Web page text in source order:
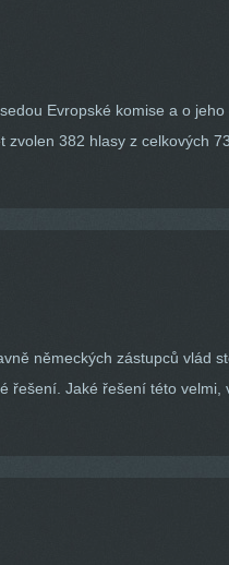
Evropské komise a o
382 hlasy z celkových
německých zástupců vlád
řešení. Jaké řešení této